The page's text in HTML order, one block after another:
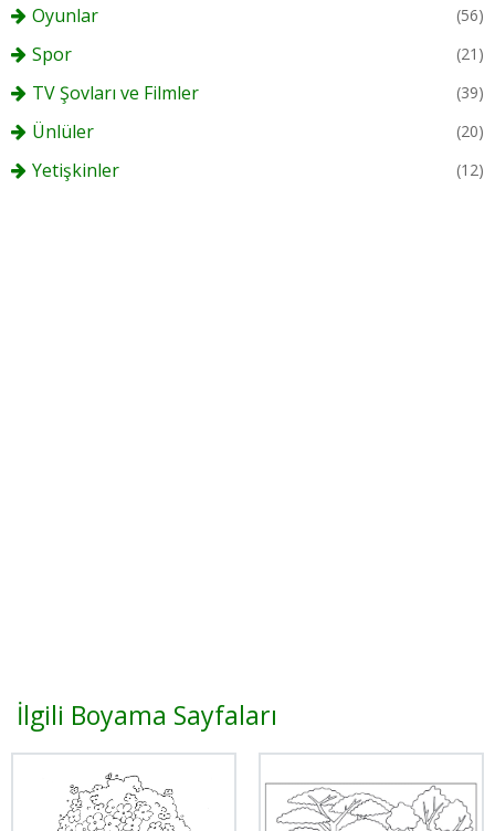
Oyunlar (56)
Spor (21)
TV Şovları ve Filmler (39)
Ünlüler (20)
Yetişkinler (12)
İlgili Boyama Sayfaları